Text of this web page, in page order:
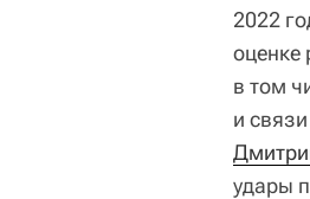
2022
оценке
в том
и
удары